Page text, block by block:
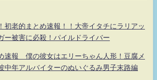
初老的まとめ速報！！大帝イタチにラリアッ
ー被害に必殺！パイルドライバー
速報 僕の彼女はエリーちゃん人形！豆腐メ
中年アルバイターのぬいぐるみ男子末路編